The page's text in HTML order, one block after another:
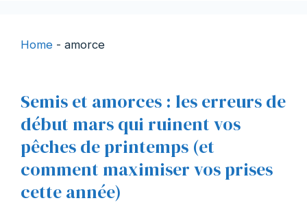
Home - amorce
Semis et amorces : les erreurs de
début mars qui ruinent vos
pêches de printemps (et
comment maximiser vos prises
cette année)